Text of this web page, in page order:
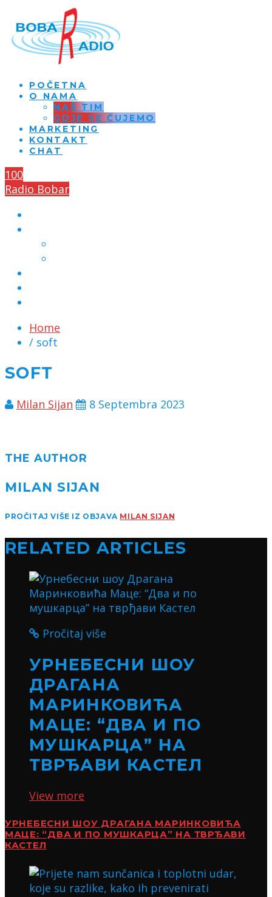
POČETNA
O NAMA
NAŠ TIM
GDJE SE ČUJEMO
MARKETING
KONTAKT
CHAT
100
Radio Bobar
Home
/ soft
SOFT
Milan Sijan 8 Septembra 2023
THE AUTHOR
MILAN SIJAN
PROČITAJ VIŠE IZ OBJAVA MILAN SIJAN
RELATED ARTICLES
Pročitaj više
УРНЕБЕСНИ ШОУ
ДРАГАНА
МАРИНКОВИЋА
МАЦЕ: “ДВА И ПО
МУШКАРЦА” НА
ТВРЂАВИ КАСТЕЛ
View more
УРНЕБЕСНИ ШОУ ДРАГАНА МАРИНКОВИЋА
МАЦЕ: “ДВА И ПО МУШКАРЦА” НА ТВРЂАВИ
КАСТЕЛ